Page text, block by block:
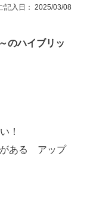
記入日： 2025/03/08
のハイブリッ
！
がある アップ